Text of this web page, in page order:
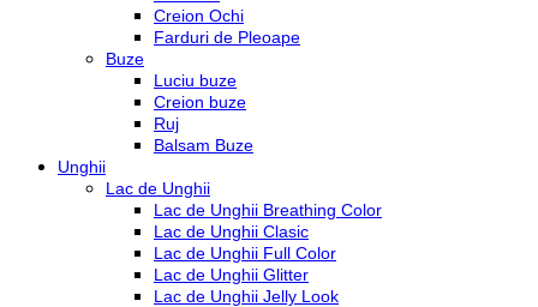
Creion Ochi
Farduri de Pleoape
Buze
Luciu buze
Creion buze
Ruj
Balsam Buze
Unghii
Lac de Unghii
Lac de Unghii Breathing Color
Lac de Unghii Clasic
Lac de Unghii Full Color
Lac de Unghii Glitter
Lac de Unghii Jelly Look